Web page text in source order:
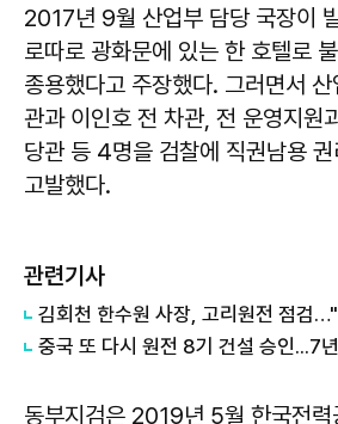
2017년 9월 산업부 담당 국장이
로따로 광화문에 있는 한 호텔로
종용했다고 주장했다. 그러면서
관과 이인호 전 차관, 전 운영지원
당관 등 4명을 검찰에 직권남용
고발했다.
관련기사
중국 또 다시 원전 8기 건설 승인...7
동부지검은 2019년 5월 한국전력